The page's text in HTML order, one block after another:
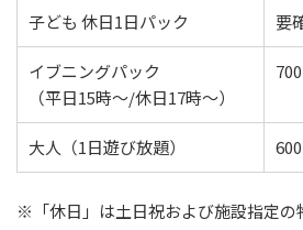
子ども 休日1日パック 要
イブニングパック
（平日15時〜/休日17時〜）
大人（1日遊び放題）
※「休日」は土日祝および施設指定の